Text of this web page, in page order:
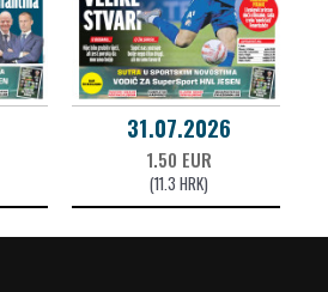
31.07.2026
1.50 EUR
(11.3 HRK)